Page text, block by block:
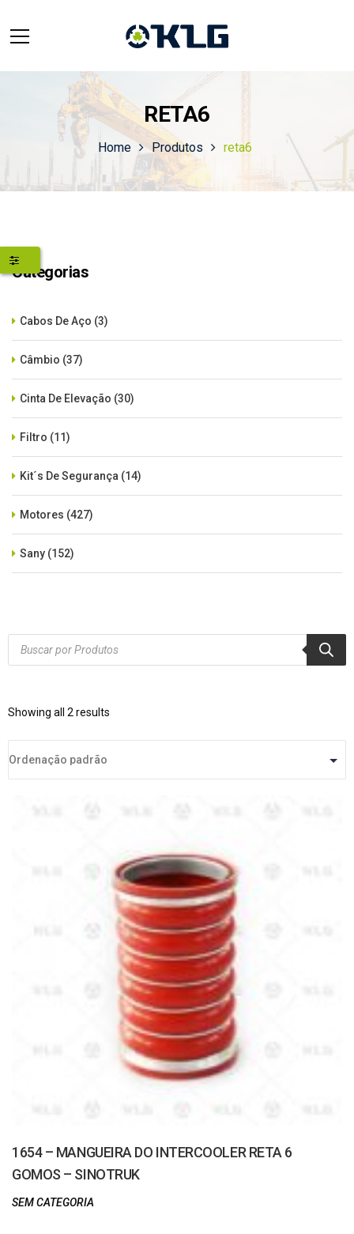
RETA6
Home Produtos reta6
Categorias
Cabos De Aço (3)
Câmbio (37)
Cinta De Elevação (30)
Filtro (11)
Kit´s De Segurança (14)
Motores (427)
Sany (152)
Zoomlion(84)
Products
search
Showing all 2 results
1654 – MANGUEIRA DO INTERCOOLER RETA 6
GOMOS – SINOTRUK
SEM CATEGORIA